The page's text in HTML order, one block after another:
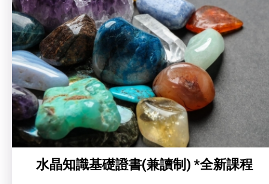
水晶知識基礎證書(兼讀制) *全新課程